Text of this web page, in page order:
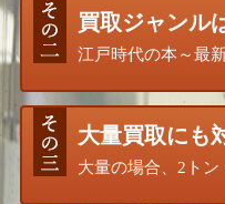
買取ジャンル
江戸時代の本～最
大量買取にも
大量の場合、2トン